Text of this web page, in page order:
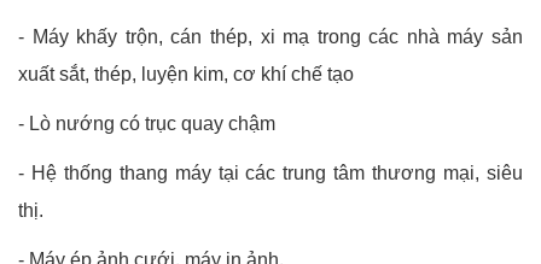
- Máy khấy trộn, cán thép, xi mạ trong các nhà máy sản
xuất sắt, thép, luyện kim, cơ khí chế tạo
- Lò nướng có trục quay chậm
- Hệ thống thang máy tại các trung tâm thương mại, siêu
thị.